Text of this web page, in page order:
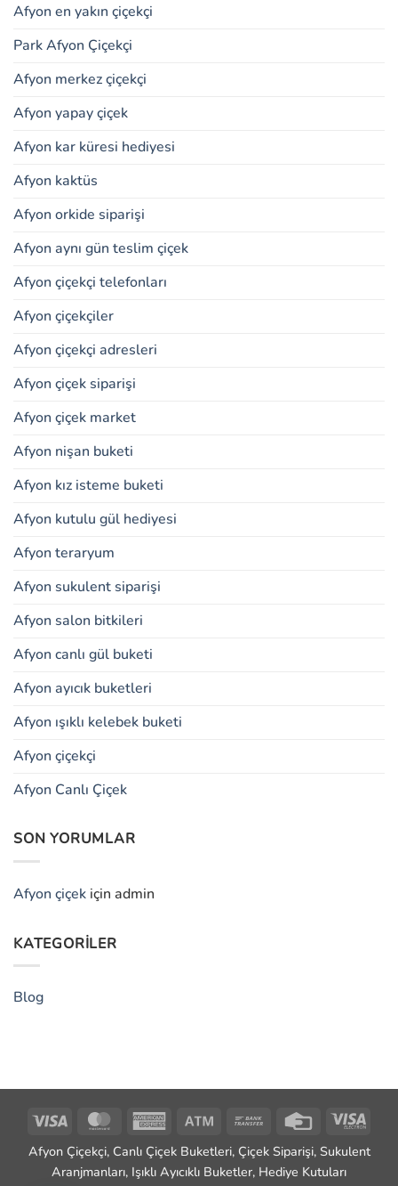
Afyon en yakın çiçekçi
Park Afyon Çiçekçi
Afyon merkez çiçekçi
Afyon yapay çiçek
Afyon kar küresi hediyesi
Afyon kaktüs
Afyon orkide siparişi
Afyon aynı gün teslim çiçek
Afyon çiçekçi telefonları
Afyon çiçekçiler
Afyon çiçekçi adresleri
Afyon çiçek siparişi
Afyon çiçek market
Afyon nişan buketi
Afyon kız isteme buketi
Afyon kutulu gül hediyesi
Afyon teraryum
Afyon sukulent siparişi
Afyon salon bitkileri
Afyon canlı gül buketi
Afyon ayıcık buketleri
Afyon ışıklı kelebek buketi
Afyon çiçekçi
Afyon Canlı Çiçek
SON YORUMLAR
Afyon çiçek için admin
KATEGORILER
Blog
Visa MasterCardAmerican
Atm
Bank
Credit
Visa
Afyon Çiçekçi, Canlı Çiçek Buketleri, Çiçek Siparişi, Sukulent
Aranjmanları, Işıklı Ayıcıklı Buketler, Hediye Kutuları